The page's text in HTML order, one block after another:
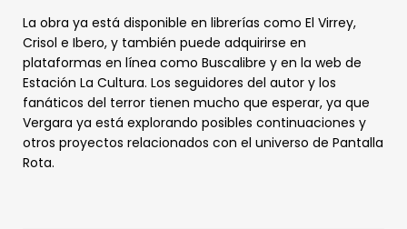
La obra ya está disponible en librerías como El Virrey,
Crisol e Ibero, y también puede adquirirse en
plataformas en línea como Buscalibre y en la web de
Estación La Cultura. Los seguidores del autor y los
fanáticos del terror tienen mucho que esperar, ya que
Vergara ya está explorando posibles continuaciones y
otros proyectos relacionados con el universo de Pantalla
Rota.